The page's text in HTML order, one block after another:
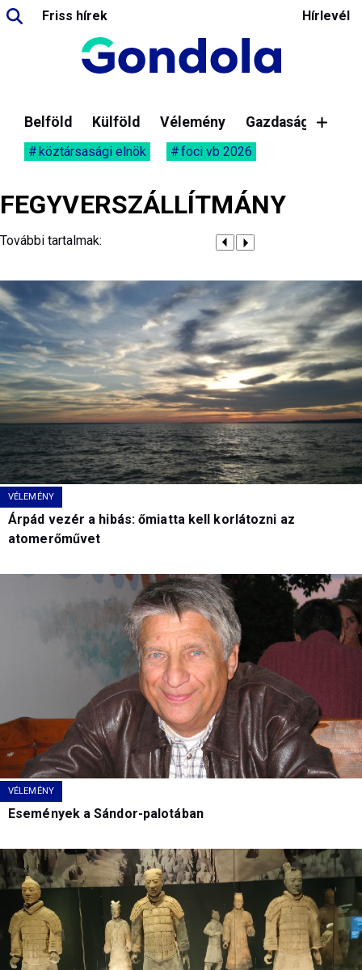
Friss hírek Hírlevél
Belföld Külföld Vélemény Gazdaság
köztársasági elnök foci vb 2026
FEGYVERSZÁLLÍTMÁNY
További tartalmak:
VÉLEMÉNY
Árpád vezér a hibás: őmiatta kell korlátozni az
atomerőművet
VÉLEMÉNY
Események a Sándor-palotában